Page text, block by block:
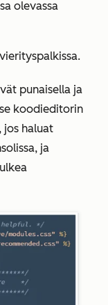
olevassa
punaisella ja
koodieditorin
, jos haluat
ja